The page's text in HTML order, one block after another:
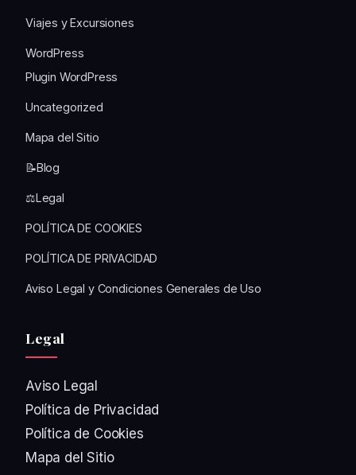
Viajes y Excursiones
WordPress
Plugin WordPress
Uncategorized
Mapa del Sitio
📝Blog
⚖️Legal
POLÍTICA DE COOKIES
POLÍTICA DE PRIVACIDAD
Aviso Legal y Condiciones Generales de Uso
Legal
Aviso Legal
Política de Privacidad
Política de Cookies
Mapa del Sitio